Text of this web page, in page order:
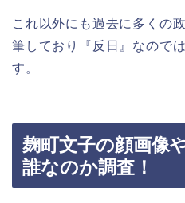
これ以外にも過去に多くの
筆しており『反日』なので
す。
麹町文子の顔画像
誰なのか調査！